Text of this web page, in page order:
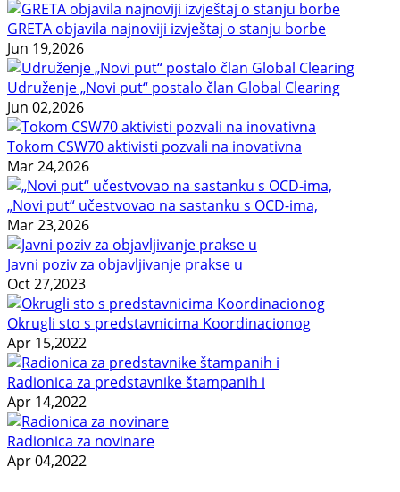
GRETA objavila najnoviji izvještaj o stanju borbe
Jun 19,2026
Udruženje „Novi put“ postalo član Global Clearing
Jun 02,2026
Tokom CSW70 aktivisti pozvali na inovativna
Mar 24,2026
„Novi put“ učestvovao na sastanku s OCD-ima,
Mar 23,2026
Javni poziv za objavljivanje prakse u
Oct 27,2023
Okrugli sto s predstavnicima Koordinacionog
Apr 15,2022
Radionica za predstavnike štampanih i
Apr 14,2022
Radionica za novinare
Apr 04,2022